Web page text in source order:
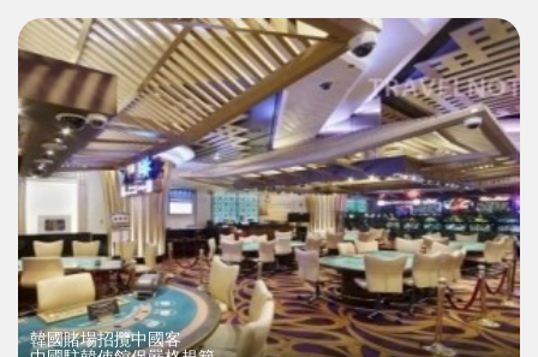
韓國賭場招攬中國客